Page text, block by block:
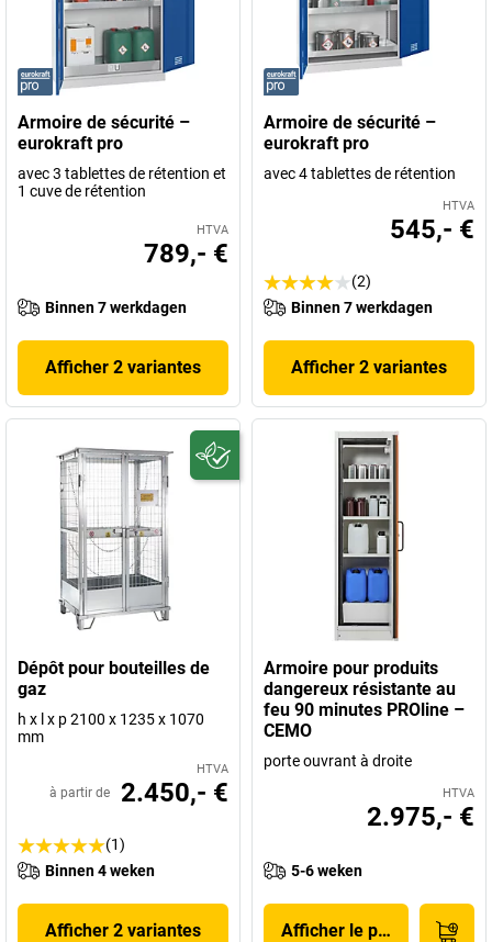
Armoire de sécurité –
eurokraft pro
avec 3 tablettes de rétention et
1 cuve de rétention
HTVA
789,- €
Binnen 7 werkdagen
Afficher 2 variantes
Armoire de sécurité –
eurokraft pro
avec 4 tablettes de rétention
HTVA
545,- €
(2)
Binnen 7 werkdagen
Afficher 2 variantes
Dépôt pour bouteilles de
gaz
h x l x p 2100 x 1235 x 1070
mm
HTVA
à partir de 2.450,- €
(1)
Binnen 4 weken
Afficher 2 variantes
Armoire pour produits
dangereux résistante au
feu 90 minutes PROline –
CEMO
porte ouvrant à droite
HTVA
2.975,- €
5-6 weken
Afficher le produit